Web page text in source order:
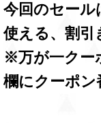
今回のセール
使える、割引
※万が一クー
欄にクーポン